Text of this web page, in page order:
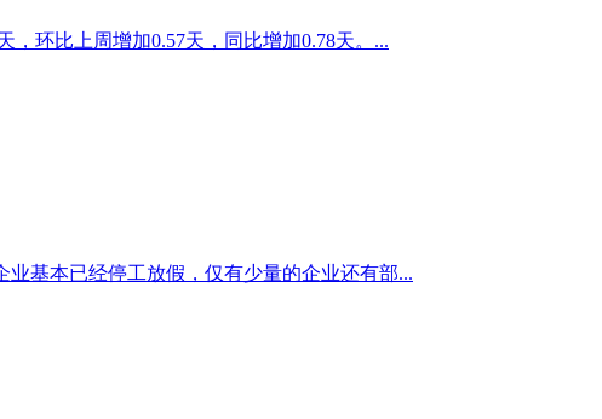
，环比上周增加0.57天，同比增加0.78天。...
基本已经停工放假，仅有少量的企业还有部...